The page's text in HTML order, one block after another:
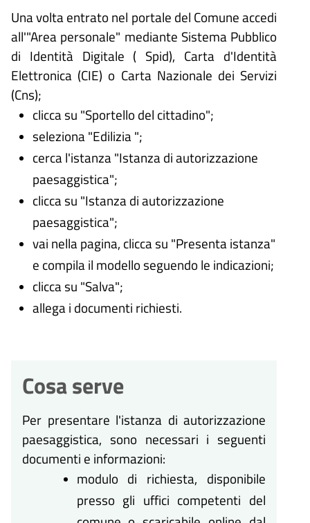
Una volta entrato nel portale del Comune accedi
all'"Area personale" mediante Sistema Pubblico
di Identità Digitale ( Spid), Carta d'Identità
Elettronica (CIE) o Carta Nazionale dei Servizi
(Cns);
clicca su "Sportello del cittadino";
seleziona "Edilizia ";
cerca l'istanza "Istanza di autorizzazione
paesaggistica";
clicca su "Istanza di autorizzazione
paesaggistica";
vai nella pagina, clicca su "Presenta istanza"
e compila il modello seguendo le indicazioni;
clicca su "Salva";
allega i documenti richiesti.
Cosa serve
Per presentare l'istanza di autorizzazione
paesaggistica, sono necessari i seguenti
documenti e informazioni:
modulo di richiesta, disponibile
presso gli uffici competenti del